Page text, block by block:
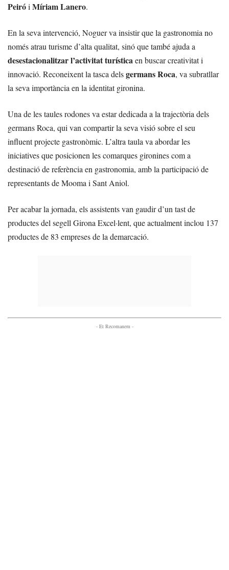
Peirói Míriam Lanero.
En la seva intervenció, Noguer va insistir que la gastronomia no
només atrau turisme d’alta qualitat, sinó que també ajuda a
desestacionalitzar l’activitat turísticaen buscar creativitat i
innovació. Reconeixent la tasca delsgermans Roca, va subratllar
la seva importància en la identitat gironina.
Una de les taules rodones va estar dedicada a la trajectòria dels
germans Roca, qui van compartir la seva visió sobre el seu
influent projecte gastronòmic. L’altra taula va abordar les
iniciatives que posicionen les comarques gironines com a
destinació de referència en gastronomia, amb la participació de
representants de Mooma i Sant Aniol.
Per acabar la jornada, els assistents van gaudir d’un tast de
productes del segell Girona Excel·lent, que actualment inclou 137
productes de 83 empreses de la demarcació.
- Et Recomanem -